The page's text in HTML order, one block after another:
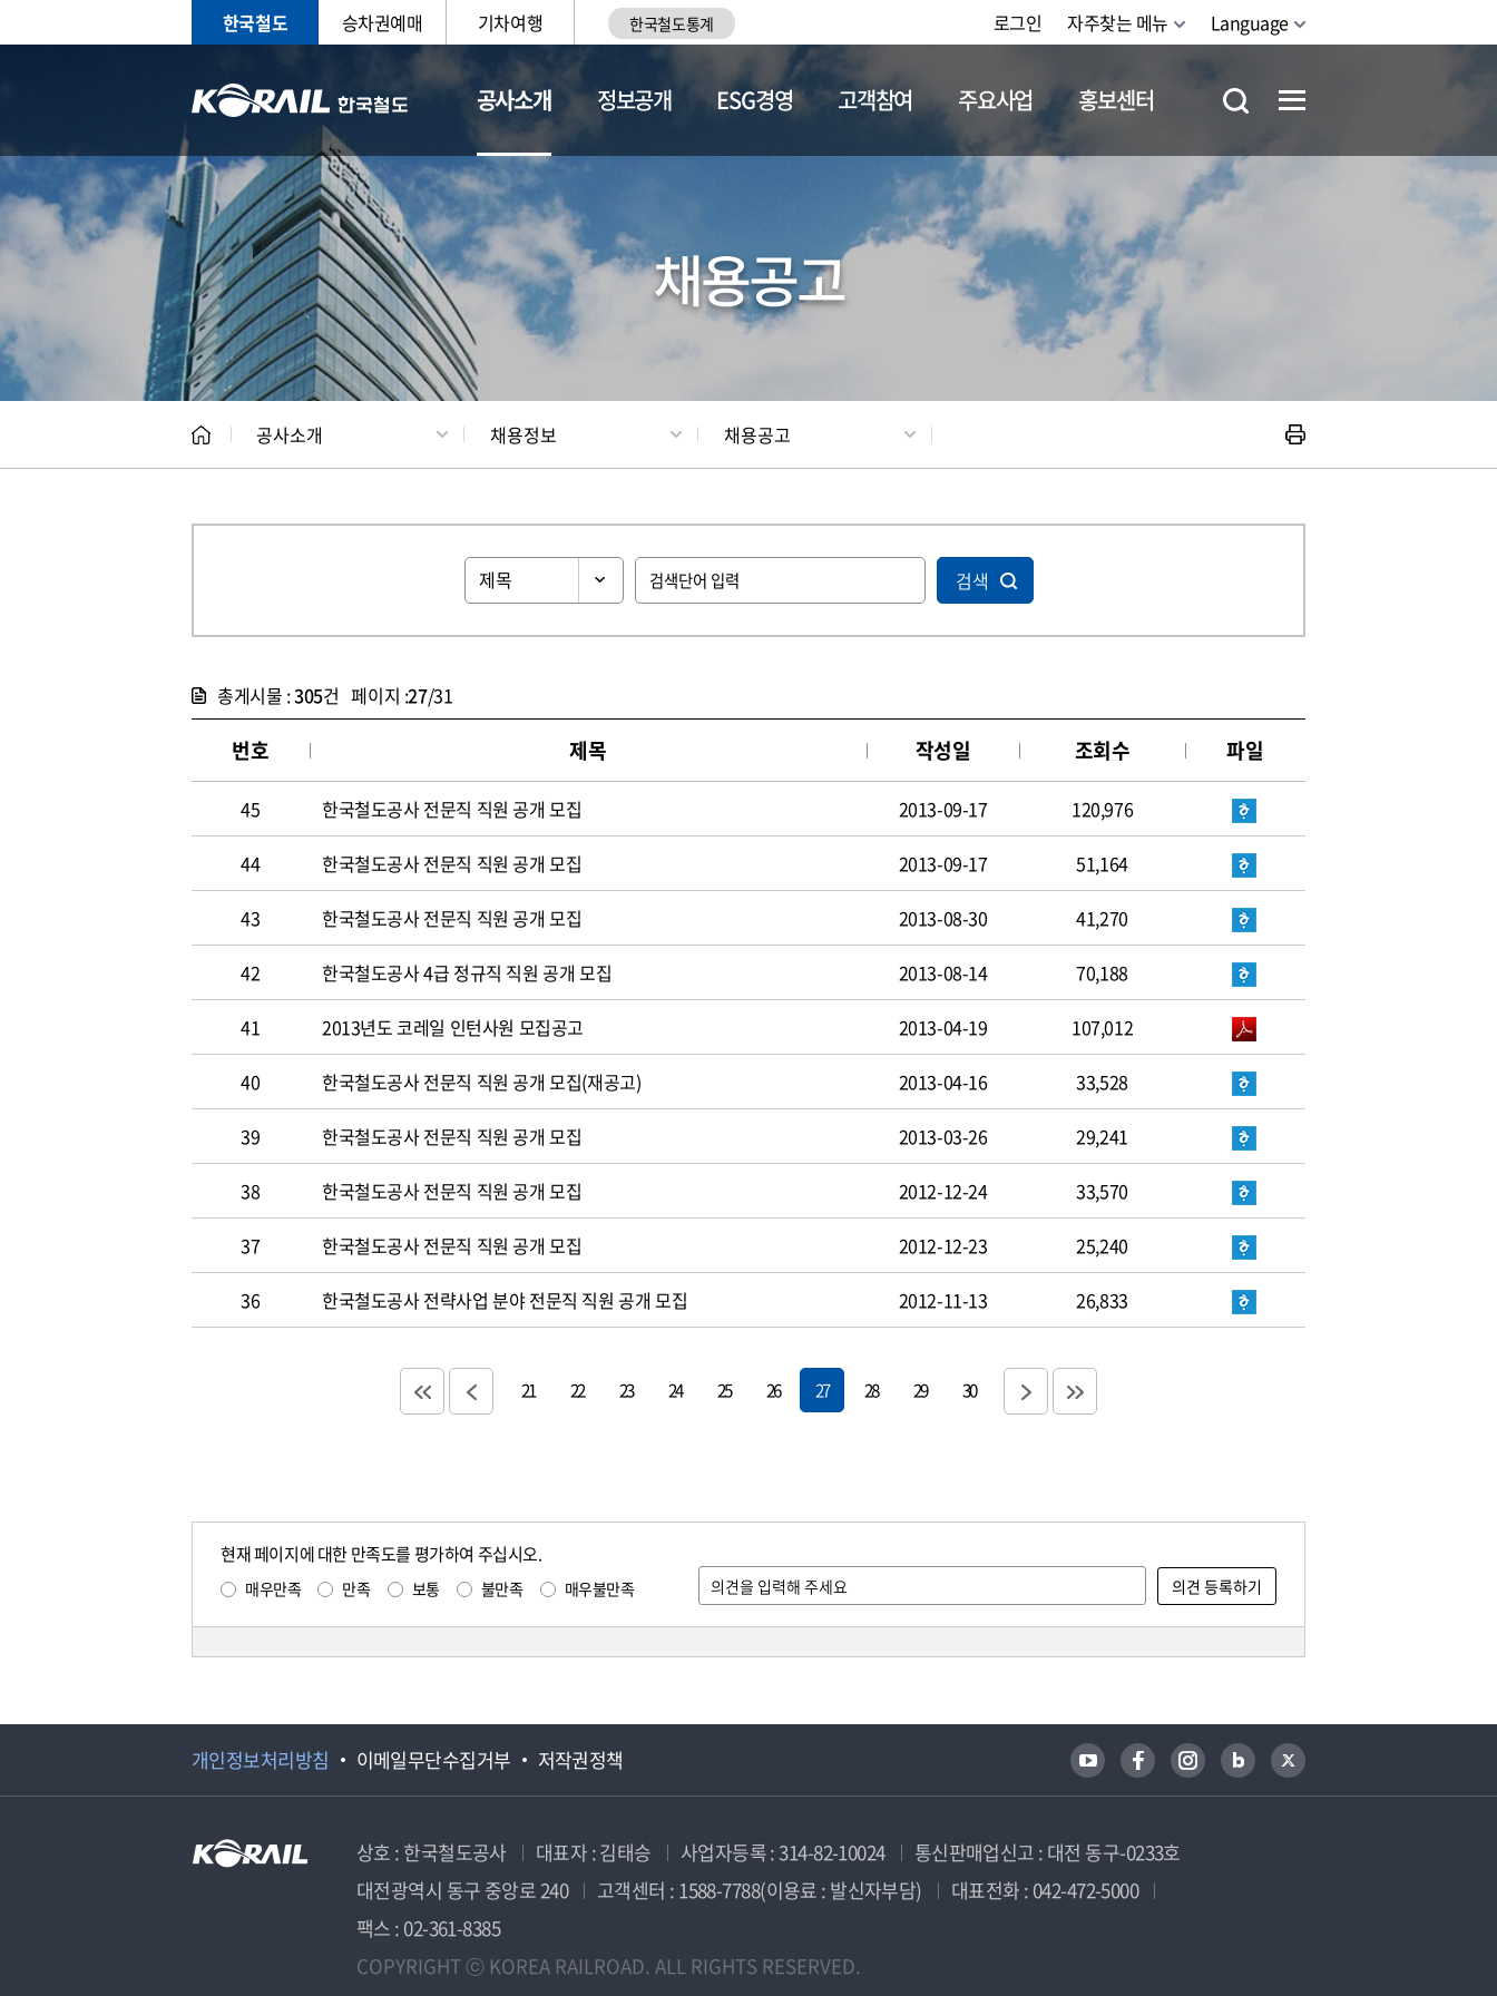
한국철도 승차권예매 기차여행 한국철도통계 로그인 자주찾는 메뉴 Language
공사소개
CEO 일반현황 채용정보
정보공개 ESG경영 고객참여 주요사업 홍보센터
채용공고
공사소개 채용정보 채용공고
검색
총게시물 :305건 페이지 :27/31
번호 제목 작성일 조회수 파일
45 한국철도공사 전문직 직원 공개 모집 2013-09-17 120,976
44 한국철도공사 전문직 직원 공개 모집 2013-09-17 51,164
43 한국철도공사 전문직 직원 공개 모집 2013-08-30 41,270
42 한국철도공사 4급 정규직 직원 공개 모집 2013-08-14 70,188
41 2013년도 코레일 인턴사원 모집공고 2013-04-19 107,012
40 한국철도공사 전문직 직원 공개 모집(재공고) 2013-04-16 33,528
39 한국철도공사 전문직 직원 공개 모집 2013-03-26 29,241
38 한국철도공사 전문직 직원 공개 모집 2012-12-24 33,570
37 한국철도공사 전문직 직원 공개 모집 2012-12-23 25,240
36 한국철도공사 전략사업 분야 전문직 직원 공개 모집 2012-11-13 26,833
21 22 23 24 25 26 27 28 29 30
현재 페이지에 대한 만족도를 평가하여 주십시오.
매우만족 만족 보통 불만족 매우불만족
개인정보처리방침 이메일무단수집거부 저작권정책
상호 : 한국철도공사 대표자 : 김태승 사업자등록 : 314-82-10024
통신판매업신고 : 대전 동구-0233호
대전광역시 동구 중앙로 240
고객센터 : 1588-7788(이용료 : 발신자부담)
대표전화 : 042-472-5000
팩스 : 02-361-8385
COPYRIGHT ⓒ KOREA RAILROAD. ALL RIGHTS RESERVED.